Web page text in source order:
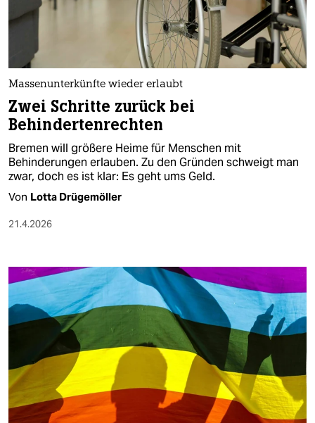
nord
wahrheit
verlag
verlag
veranstaltungen
shop
abo
genossenschaft
epaper login
Massenunterkünfte wieder erlaubt
Zwei Schritte zurück bei
Behindertenrechten
Bremen will größere Heime für Menschen mit
Behinderungen erlauben. Zu den Gründen schweigt man
zwar, doch es ist klar: Es geht ums Geld.
Von Lotta Drügemöller
21.4.2026